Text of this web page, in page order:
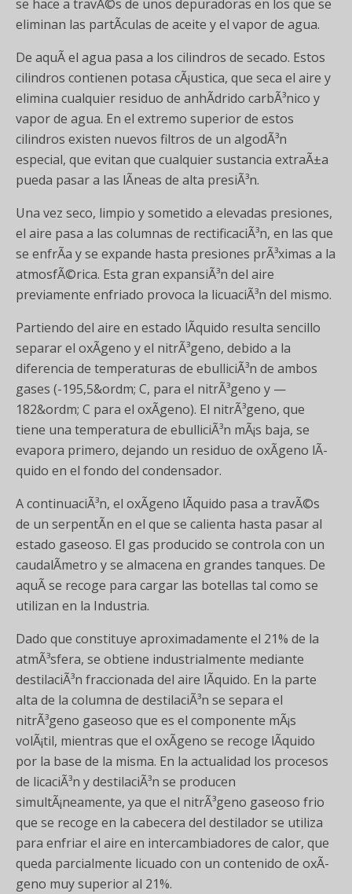
se hace a travÃ©s de unos depuradoras en los que se
eliminan las partÃ­culas de aceite y el vapor de agua.
De aquÃ­ el agua pasa a los cilindros de secado. Estos
cilindros contienen potasa cÃ¡ustica, que seca el aire y
elimina cualquier residuo de anhÃ­drido carbÃ³nico y
vapor de agua. En el extremo superior de estos
cilindros existen nuevos filtros de un algodÃ³n
especial, que evitan que cualquier sustancia extraÃ±a
pueda pasar a las lÃ­neas de alta presiÃ³n.
Una vez seco, limpio y sometido a elevadas presiones,
el aire pasa a las columnas de rectificaciÃ³n, en las que
se enfrÃ­a y se expande hasta presiones prÃ³ximas a la
atmosfÃ©rica. Esta gran expansiÃ³n del aire
previamente enfriado provoca la licuaciÃ³n del mismo.
Partiendo del aire en estado lÃ­quido resulta sencillo
separar el oxÃ­geno y el nitrÃ³geno, debido a la
diferencia de temperaturas de ebulliciÃ³n de ambos
gases (-195,5&ordm; C, para el nitrÃ³geno y —
182&ordm; C para el oxÃ­geno). El nitrÃ³geno, que
tiene una temperatura de ebulliciÃ³n mÃ¡s baja, se
evapora primero, dejando un residuo de oxÃ­geno lÃ­
quido en el fondo del condensador.
A continuaciÃ³n, el oxÃ­geno lÃ­quido pasa a travÃ©s
de un serpentÃ­n en el que se calienta hasta pasar al
estado gaseoso. El gas producido se controla con un
caudalÃ­metro y se almacena en grandes tanques. De
aquÃ­ se recoge para cargar las botellas tal como se
utilizan en la Industria.
Dado que constituye aproximadamente el 21% de la
atmÃ³sfera, se obtiene industrialmente mediante
destilaciÃ³n fraccionada del aire lÃ­quido. En la parte
alta de la columna de destilaciÃ³n se separa el
nitrÃ³geno gaseoso que es el componente mÃ¡s
volÃ¡til, mientras que el oxÃ­geno se recoge lÃ­quido
por la base de la misma. En la actualidad los procesos
de licaciÃ³n y destilaciÃ³n se producen
simultÃ¡neamente, ya que el nitrÃ³geno gaseoso frio
que se recoge en la cabecera del destilador se utiliza
para enfriar el aire en intercambiadores de calor, que
queda parcialmente licuado con un contenido de oxÃ­
geno muy superior al 21%.